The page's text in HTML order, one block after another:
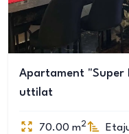
Apartament "Super
uttilat
70.00 m2